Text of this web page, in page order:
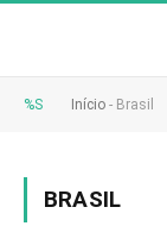
%S Início - Brasil
BRASIL